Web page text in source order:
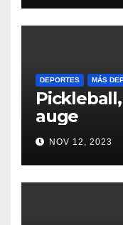
DEPORTES MÁS
auge
NOV 12, 2023